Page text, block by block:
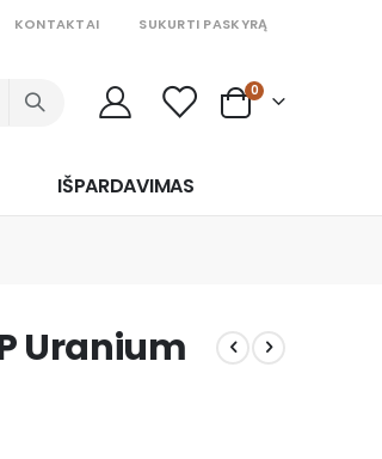
KONTAKTAI SUKURTI PASKYRĄ
Cart
0prekės
IŠPARDAVIMAS
Uranium